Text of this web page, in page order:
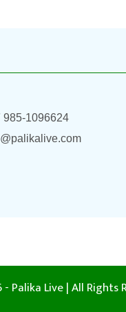
985-1096624
Palika Live | All Rights